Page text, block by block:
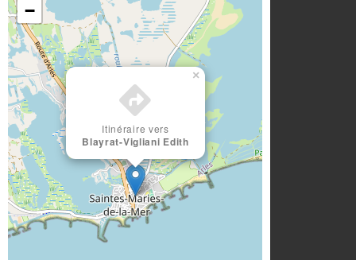
Itinéraire vers
Blayrat-Vigliani Edith
×
−